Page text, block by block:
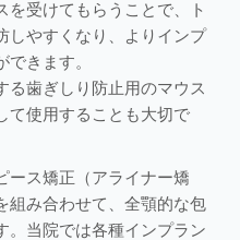
！？吹き戻しピロピロ健康
を受けてもらうことで、ト
しやすくなり、よりインプ
きます。
る歯ぎしり防止用のマウス
て使用することも大切で
ース矯正（アライナー矯
組み合わせて、全顎的な包
。当院では各種インプラン